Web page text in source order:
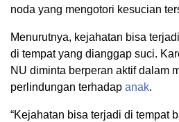
noda yang mengotori kesucian
Menurutnya, kejahatan bisa
di tempat yang dianggap suci.
NU diminta berperan aktif dalam
perlindungan terhadap anak.
“Kejahatan bisa terjadi di tempat